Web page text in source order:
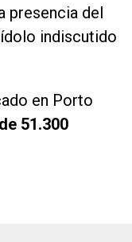
presencia del
ídolo indiscutido
en Porto
51.300